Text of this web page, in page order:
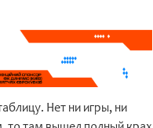
Нет ни игры, ни